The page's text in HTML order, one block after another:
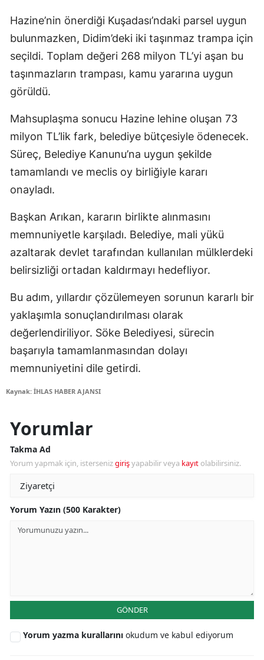
Hazine’nin önerdiği Kuşadası’ndaki parsel uygun
bulunmazken, Didim’deki iki taşınmaz trampa için
seçildi. Toplam değeri 268 milyon TL’yi aşan bu
taşınmazların trampası, kamu yararına uygun
görüldü.
Mahsuplaşma sonucu Hazine lehine oluşan 73
milyon TL’lik fark, belediye bütçesiyle ödenecek.
Süreç, Belediye Kanunu’na uygun şekilde
tamamlandı ve meclis oy birliğiyle kararı
onayladı.
Başkan Arıkan, kararın birlikte alınmasını
memnuniyetle karşıladı. Belediye, mali yükü
azaltarak devlet tarafından kullanılan mülklerdeki
belirsizliği ortadan kaldırmayı hedefliyor.
Bu adım, yıllardır çözülemeyen sorunun kararlı bir
yaklaşımla sonuçlandırılması olarak
değerlendiriliyor. Söke Belediyesi, sürecin
başarıyla tamamlanmasından dolayı
memnuniyetini dile getirdi.
Kaynak: İHLAS HABER AJANSI
Yorumlar
Takma Ad
Yorum yapmak için, istersenizgirişyapabilir veya kayıt olabilirsiniz.
Yorum Yazın (500 Karakter)
GÖNDER
Yorum yazma kurallarını okudum ve kabul ediyorum